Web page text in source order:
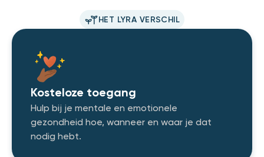
HET LYRA VERSCHIL
Kosteloze toegang
Hulp bij je mentale en emotionele
gezondheid hoe, wanneer en waar je dat
nodig hebt.